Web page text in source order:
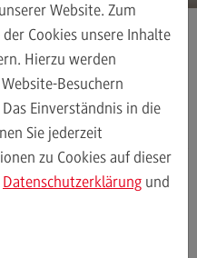
in der Migrationsgesellschaft
Modulangebot
in der
Website. Zum
Cookies unsere Inhalte
Hierzu werden
Besuchern
Einverständnis in die
Sie jederzeit
zu Cookies auf dieser
Datenschutzerklärung und